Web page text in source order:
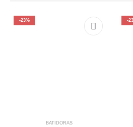
-23%
BATIDORAS
-